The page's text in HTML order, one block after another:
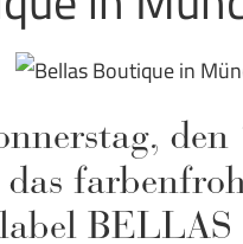
BELLAS